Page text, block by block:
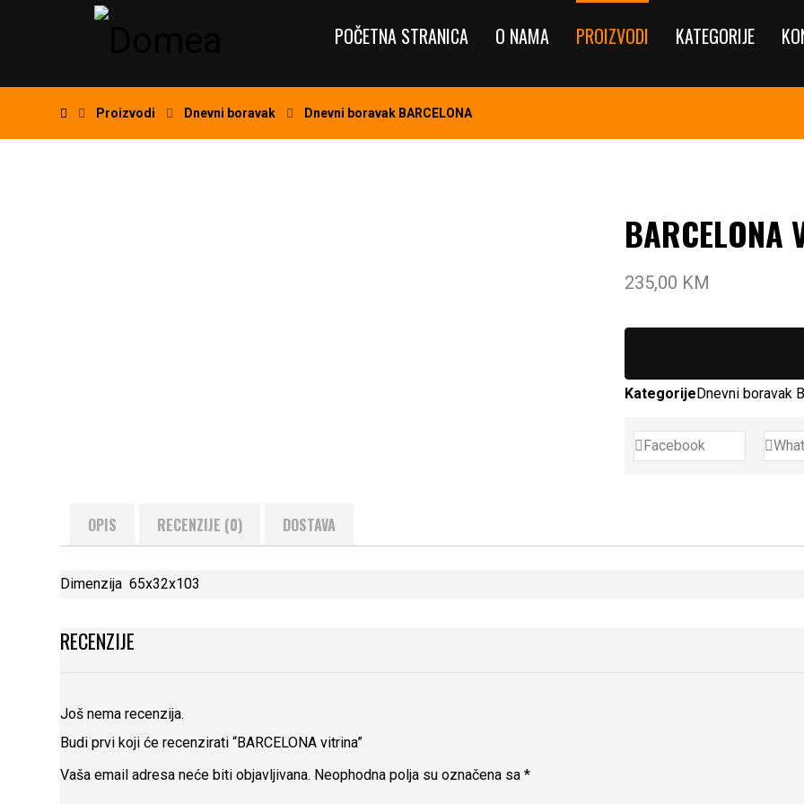
POČETNA STRANICA O NAMA PROIZVODI KATEGORIJE
Proizvodi Dnevni boravak Dnevni boravak BARCELONA
BARCELONA
235,00 KM
KategorijeDnevni boravak
Facebook
OPIS RECENZIJE (0) DOSTAVA
Dimenzija 65x32x103
RECENZIJE
Još nema recenzija.
Budi prvi koji će recenzirati “BARCELONA vitrina”
Vaša email adresa neće biti objavljivana. Neophodna polja su označena sa*